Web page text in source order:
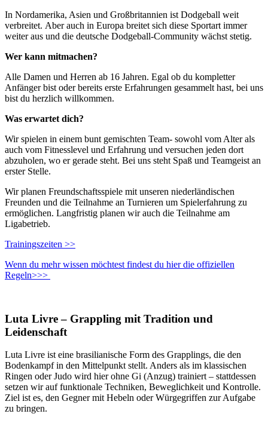
In Nordamerika, Asien und Großbritannien ist Dodgeball weit
verbreitet. Aber auch in Europa breitet sich diese Sportart immer
weiter aus und die deutsche Dodgeball-Community wächst stetig.
Wer kann mitmachen?
Alle Damen und Herren ab 16 Jahren. Egal ob du kompletter
Anfänger bist oder bereits erste Erfahrungen gesammelt hast, bei uns
bist du herzlich willkommen.
Was erwartet dich?
Wir spielen in einem bunt gemischten Team- sowohl vom Alter als
auch vom Fitnesslevel und Erfahrung und versuchen jeden dort
abzuholen, wo er gerade steht. Bei uns steht Spaß und Teamgeist an
erster Stelle.
Wir planen Freundschaftsspiele mit unseren niederländischen
Freunden und die Teilnahme an Turnieren um Spielerfahrung zu
ermöglichen. Langfristig planen wir auch die Teilnahme am
Ligabetrieb.
Trainingszeiten >>
Wenn du mehr wissen möchtest findest du hier die offiziellen
Regeln>>>
Luta Livre – Grappling mit Tradition und
Leidenschaft
Luta Livre ist eine brasilianische Form des Grapplings, die den
Bodenkampf in den Mittelpunkt stellt. Anders als im klassischen
Ringen oder Judo wird hier ohne Gi (Anzug) trainiert – stattdessen
setzen wir auf funktionale Techniken, Beweglichkeit und Kontrolle.
Ziel ist es, den Gegner mit Hebeln oder Würgegriffen zur Aufgabe
zu bringen.